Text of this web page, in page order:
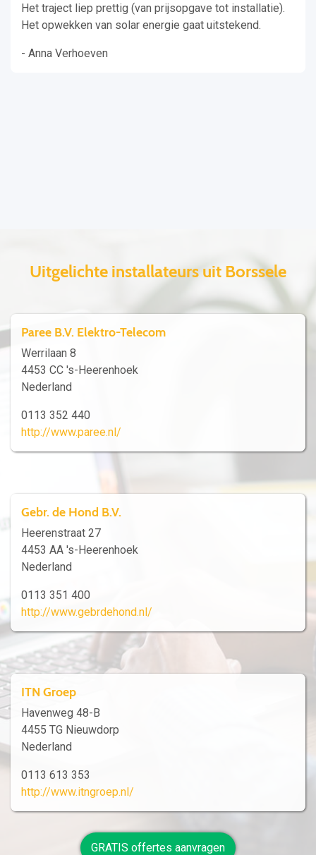
Het traject liep prettig (van prijsopgave tot installatie).
Het opwekken van solar energie gaat uitstekend.
- Anna Verhoeven
Uitgelichte installateurs uit Borssele
Paree B.V. Elektro-Telecom
Werrilaan 8
4453 CC 's-Heerenhoek
Nederland
0113 352 440
http://www.paree.nl/
Gebr. de Hond B.V.
Heerenstraat 27
4453 AA 's-Heerenhoek
Nederland
0113 351 400
http://www.gebrdehond.nl/
ITN Groep
Havenweg 48-B
4455 TG Nieuwdorp
Nederland
0113 613 353
http://www.itngroep.nl/
GRATIS offertes aanvragen